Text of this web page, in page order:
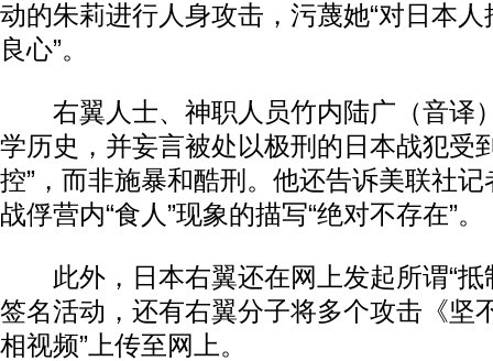
动的朱莉进行人身攻击，污蔑她“对日本
良心”。
右翼人士、神职人员竹内陆广（音译
学历史，并妄言被处以极刑的日本战犯受
控”，而非施暴和酷刑。他还告诉美联社
战俘营内“食人”现象的描写“绝对不存在”。
此外，日本右翼还在网上发起所谓“抵
签名活动，还有右翼分子将多个攻击《坚
相视频”上传至网上。